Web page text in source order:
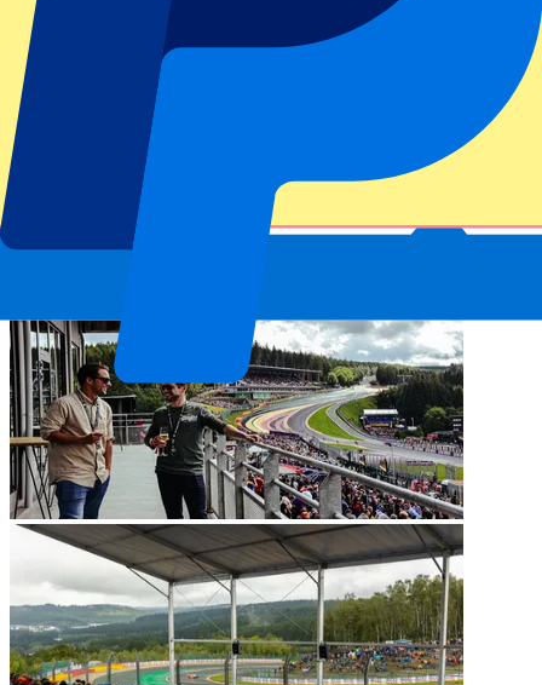
Als echter Formel-1-Fan sollten Sie Spa-Francorchamps einmal
besucht haben. Die Strecke wird von vielen Fahrern als die schönste
Rennstrecke der Welt angesehen. Und das zu Recht! Trotz einiger
Neuerungen wie der Infrastruktur und der “Bushaltestelle” ist die
Strecke immer noch eine authentische und historische Rennstrecke,
die den natürlichen Hängen der Landschaft folgt. Die Ecke Eau
Rouge ist ein echtes Schmuckstück! Die Fahrer fahren 44 Runden
auf der 7,004 km langen Strecke. Außerdem gibt es in Spa-
Francorchamps 2 DRS-Zonen, in denen die Fahrer volle Leistung
bringen können. Kurzum: Diesen Grand Prix sollten Sie nicht